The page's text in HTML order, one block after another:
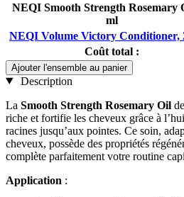
NEQI Smooth Strength Rosemary
ml
NEQI Volume Victory Conditioner,
Coût total :
Ajouter l'ensemble au panier
Description
La Smooth Strength Rosemary Oil de
riche et fortifie les cheveux grâce à
racines jusqu’aux pointes. Ce soin,
cheveux, possède des propriétés
complète parfaitement votre routine
Application :